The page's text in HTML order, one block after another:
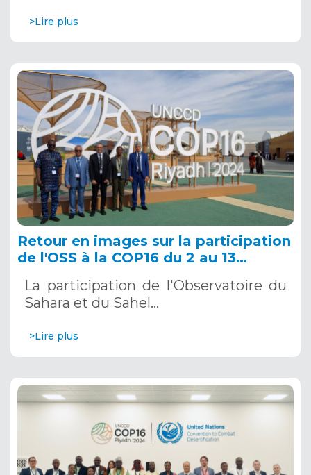
>Lire plus
Retour en images sur la participation
de l'OSS à la COP16 du 2 au 13
Saoudite
La participation de l'Observatoire du
Sahara et du Sahel…
>Lire plus